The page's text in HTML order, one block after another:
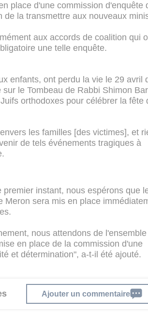
place d'une commission d'enquête
la transmettre aux nouveaux
aux accords de coalition qui
une telle enquête.
enfants, ont perdu la vie le 29 avril
le Tombeau de Rabbi Shimon
orthodoxes pour célébrer la fête
les familles [des victimes], et
de tels événements tragiques à
instant, nous espérons que
sera mis en place
nous attendons de l'ensemble
en place de la commission d'une
et détermination", a-t-il été ajouté.
Ajouter un commentaire